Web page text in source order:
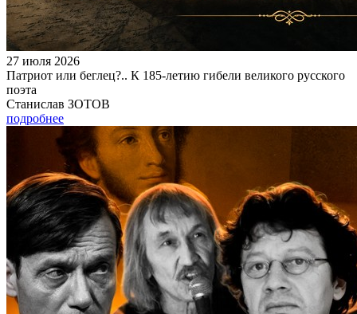
27 июля 2026
Патриот или беглец?.. К 185-летию гибели великого русского
поэта
Станислав ЗОТОВ
подробнее